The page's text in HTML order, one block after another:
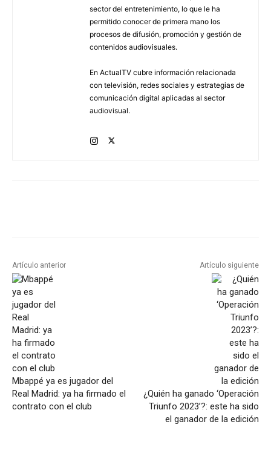
sector del entretenimiento, lo que le ha
permitido conocer de primera mano los
procesos de difusión, promoción y gestión de
contenidos audiovisuales.
En ActualTV cubre información relacionada
con televisión, redes sociales y estrategias de
comunicación digital aplicadas al sector
audiovisual.
Artículo anterior
Mbappé ya es jugador del
Real Madrid: ya ha firmado el
contrato con el club
Artículo siguiente
¿Quién ha ganado ‘Operación
Triunfo 2023’?: este ha sido
el ganador de la edición